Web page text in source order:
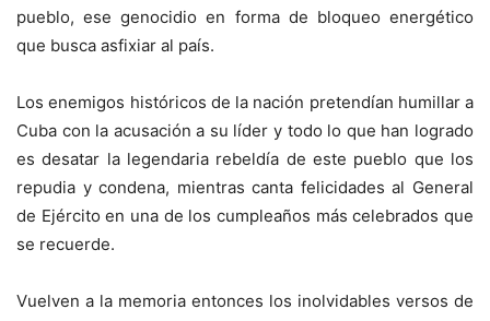
pueblo, ese genocidio en forma de bloqueo energético
que busca asfixiar al país.
Los enemigos históricos de la nación pretendían humillar a
Cuba con la acusación a su líder y todo lo que han logrado
es desatar la legendaria rebeldía de este pueblo que los
repudia y condena, mientras canta felicidades al General
de Ejército en una de los cumpleaños más celebrados que
se recuerde.
Vuelven a la memoria entonces los inolvidables versos de